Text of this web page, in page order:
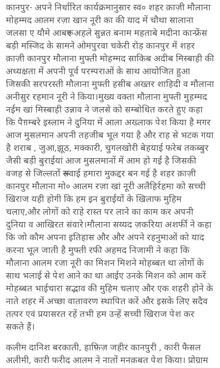
कानपुर- अपने निर्धारित कार्यक्रमानुसार स्व० शहर क़ाज़ी मौलाना
मोहम्मद आलम रज़ा खान नूरी का की याद में चौथा सालाना
जलसा ए यौमे आबरूए अहले सुन्नत बनाम महताबे मदीना कान्फ्रेंस
बड़ी मस्जिद के सामने ओमपुरवा चकेरी रोड़ कानपुर में शहर
क़ाज़ी कानपुर मौलाना मुफ्ती मोहम्मद साकिब अदीब मिस्बाही की
अध्यक्षता में अपनी पूर्व परम्पराओं के साथ आयोजित हुआ
जिसकी सरपरस्ती मौलाना मुफ्ती हसीब अख्तर शाहिदी व मौलाना
अनीसुर रहमान नूरी ने किया।मुख्य वक्ता मौलाना मुफ्ती मुहम्मद
नईम खां मिस्बाही उन्नाव ने जलसे को सम्बोधित करते हुए कहा
कि पैग़म्बरे इस्लाम ने दुनिया में आला अख्लाक पेश किया है मगर
आज मुसलमान अपनी तहजीब भूल गया है और राह से भटक गया
है शराब , जुआ,झूठ, मक्कारी, चुगलखोरी बेहयाई फरेब तकब्बुर
जैसी बड़ी बुराईयां आज मुसलमानों में आम हो गई है जिसकी
वजह से जिल्लतों रूसवाई हमारा मुकद्दर बन गई है शहर क़ाज़ी
कानपुर मौलाना मो० आलम रज़ा खां नूरी अलैहिर्रहमा को सच्ची
खिराज यही होगी कि हम इन बुराईयों के खिलाफ मुहिम
चलाए,और लोगों को राहे रास्त पर लाने का काम कर अपनी
दुनिया व आखिरत संवारे।मौलाना सय्यद ज़करिया अशर्फी ने कहा
कि जो कौम अपना इतिहास और और अपने रहनुमाओं को याद
करना भूल जाती है मुफ्ती रफी अहमद निजामी ने कहा कि
मौलाना आलम रज़ा नूरी का मिशन मिशने मोहब्बत था लोगों के
साथ भलाई से पेश आने का था आईए उनके मिशन को आम करें
मोहब्बत भाईचारा सद्भाव की मुहिम चलाए और एक शहरी होने के
नाते शहर में अच्छा वातावरण स्थापित करें और इसके लिए सदैव
तत्पर एवं प्रयासरत रहें तभी हम उन्हें सच्ची खिराज पेश कर
सकते हैं।
कलीम दानिश बरकाती, हाफ़िज़ जहीर कानपुरी , कारी फैसल
अलीमी, कारी फरीद आलम ने नातों मनक़बत पेश किया। प्रोग्राम